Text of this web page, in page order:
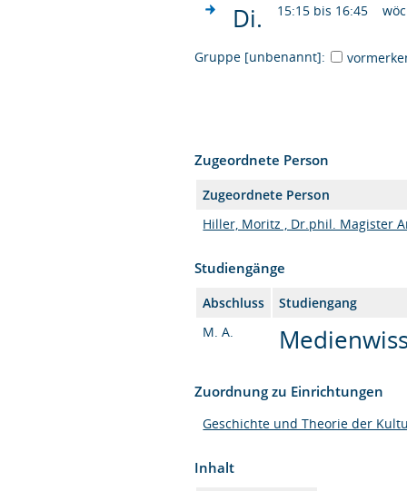
Di. 15:15 bis 16:45
Gruppe [unbenannt]:
Zugeordnete Person
Zugeordnete Person
Hiller, Moritz , Dr.phil. Magister
Studiengänge
Abschluss
Studiengang
M. A.
Zuordnung zu Einrichtungen
Geschichte und Theorie der
Inhalt